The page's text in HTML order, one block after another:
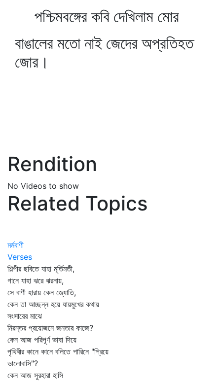
পশ্চিমবঙ্গের কবি দেখিলাম মোর
বাঙালের মতো নাই জেদের অপ্রতিহত
জোর।
Rendition
No Videos to show
Related Topics
মর্মবাণী
Verses
শিল্পীর ছবিতে যাহা মূর্তিমতী,
গানে যাহা ঝরে ঝরনায়,
সে বাণী হারায় কেন জ্যোতি,
কেন তা আচ্ছন্ন হয়ে যায়মুখের কথায়
সংসারের মাঝে
নিরন্তর প্রয়োজনে জনতার কাজে?
কেন আজ পরিপূর্ণ ভাষা দিয়ে
পৃথিবীর কানে কানে বলিতে পারিনে "প্রিয়ে
ভালোবাসি"?
কেন আজ সুরহারা হাসি